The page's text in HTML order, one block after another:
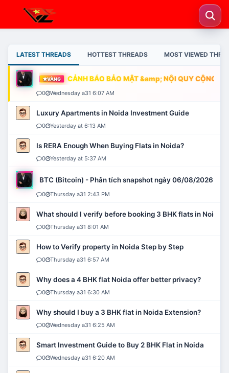
LATEST THREADS HOTTEST THREADS MOST VIEWED
VÀNG CẢNH BÁO BẢO MẬT &amp; NỘI QUY CỘNG
0 Wednesday a31 6:07 AM
Luxury Apartments in Noida Investment Guide
0 Yesterday at 6:13 AM
Is RERA Enough When Buying Flats in Noida?
0 Yesterday at 5:37 AM
BTC (Bitcoin) - Phân tích snapshot ngày 06/08/2026
0 Thursday a31 2:43 PM
What should I verify before booking 3 BHK flats in Noida?
0 Thursday a31 8:01 AM
How to Verify property in Noida Step by Step
0 Thursday a31 6:57 AM
Why does a 4 BHK flat Noida offer better privacy?
0 Thursday a31 6:30 AM
Why should I buy a 3 BHK flat in Noida Extension?
0 Wednesday a31 6:25 AM
Smart Investment Guide to Buy 2 BHK Flat in Noida
0 Wednesday a31 6:20 AM